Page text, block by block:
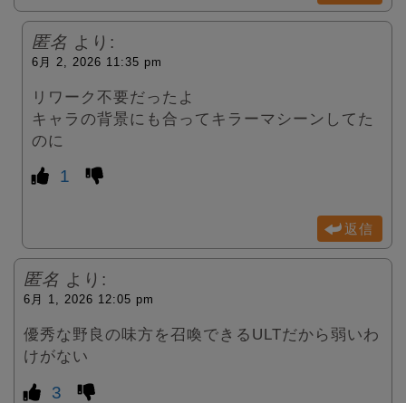
匿名 より:
6月 2, 2026 11:35 pm
リワーク不要だったよ
キャラの背景にも合ってキラーマシーンしてた
のに
1
返信
匿名 より:
6月 1, 2026 12:05 pm
優秀な野良の味方を召喚できるULTだから弱いわ
けがない
3